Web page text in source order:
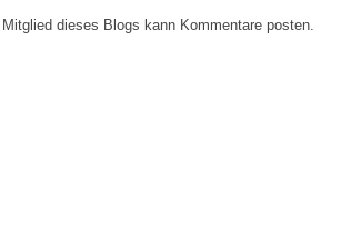
dieses Blogs kann Kommentare posten.